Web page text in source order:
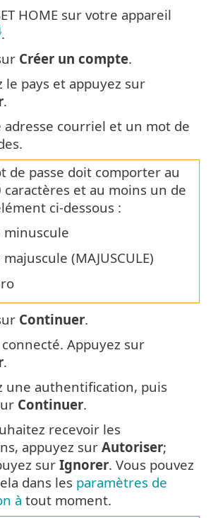
HOME sur votre appareil
.
Créer un compte.
le pays et appuyez sur
.
adresse courriel et un mot de
de passe doit comporter au
caractères et au moins un de
ci-dessous :
minuscule
(MAJUSCULE)
Continuer.
Appuyez sur
.
une authentification, puis
Continuer.
recevoir les
appuyez sur Autoriser;
sur Ignorer. Vous pouvez
dans les paramètres de
à tout moment.